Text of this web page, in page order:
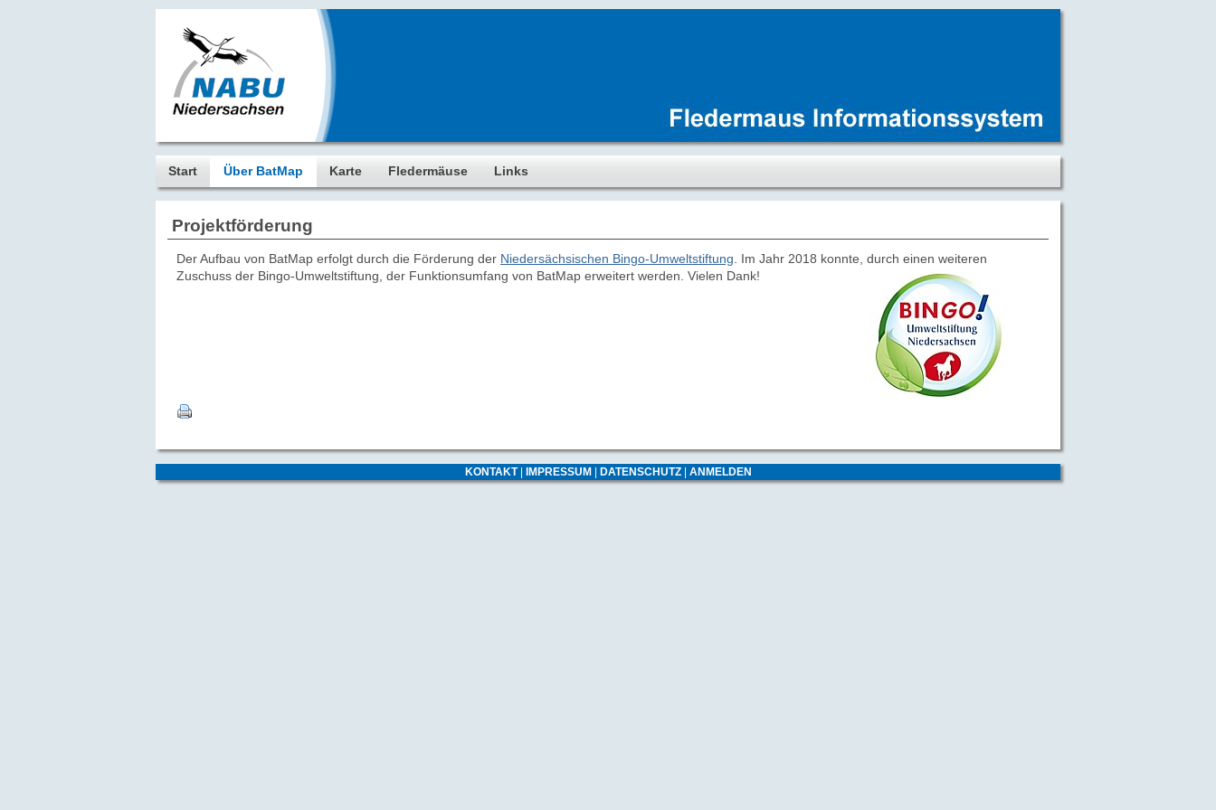
Start Über BatMap Karte Fledermäuse Links
Projektförderung
Der Aufbau von BatMap erfolgt durch die Förderung der Niedersächsischen Bingo-Umweltstiftung . Im Jahr 2018 konnte, durch einen weiteren
Zuschuss der Bingo-Umweltstiftung, der Funktionsumfang von BatMap erweitert werden. Vielen Dank!
KONTAKT| IMPRESSUM DATENSCHUTZ| ANMELDEN